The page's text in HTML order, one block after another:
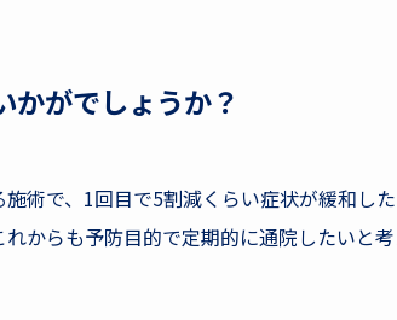
かがでしょうか？
術で、1回目で5割減くらい症状が緩和し
からも予防目的で定期的に通院したいと考